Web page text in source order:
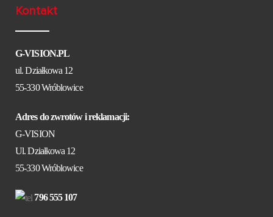
Kontakt
G-VISION.PL
ul. Działkowa 12
55-330 Wróblowice
Adres do zwrotów i reklamacji:
G-VISION
Ul. Działkowa 12
55-330 Wróblowice
796 555 107